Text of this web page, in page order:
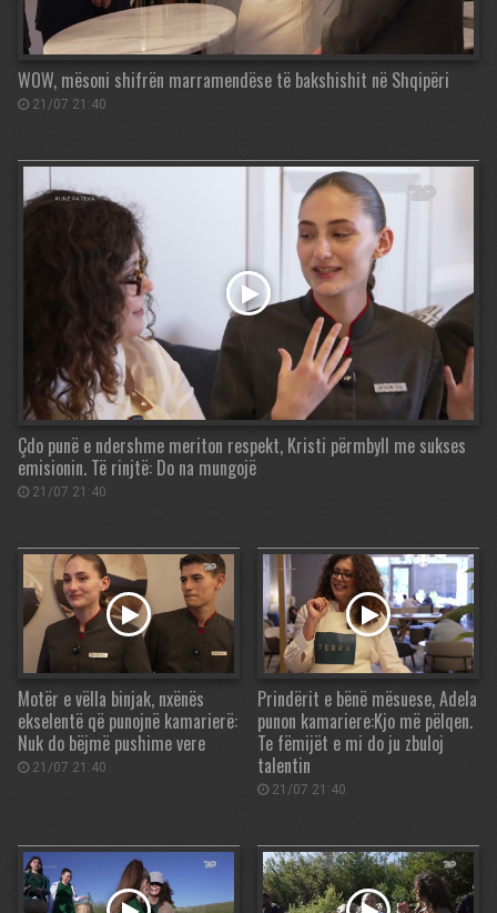
WOW, mësoni shifrën marramendëse të bakshishit në Shqipëri
21/07 21:40
Çdo punë e ndershme meriton respekt, Kristi përmbyll me sukses
emisionin. Të rinjtë: Do na mungojë
21/07 21:40
Motër e vëlla binjak, nxënës
ekselentë që punojnë kamarierë:
Nuk do bëjmë pushime vere
21/07 21:40
Prindërit e bënë mësuese, Adela
punon kamariere:Kjo më pëlqen.
Te fëmijët e mi do ju zbuloj
talentin
21/07 21:40